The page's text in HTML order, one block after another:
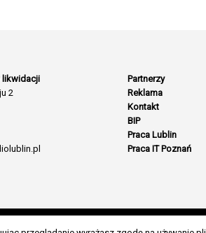
likwidacji
2
Partnerzy
Reklama
Kontakt
BIP
Praca Lublin
Praca IT Poznań
© 2026 Wszelkie prawa